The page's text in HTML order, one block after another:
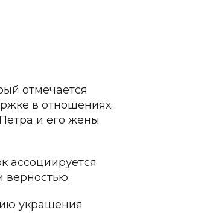
отмечается
в отношениях.
и его жены
ассоциируется
верностью.
украшения